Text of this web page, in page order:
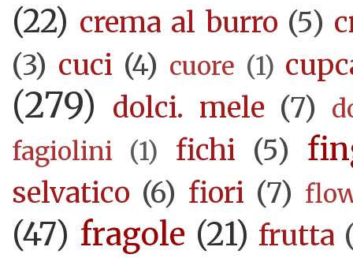
(22) crema al burro (5)
(3) cuci (4) cuore (1)
(279) dolci. mele (7)
fagiolini (1) fichi (5)
selvatico (6) fiori (7)
(47) fragole (21) frutta